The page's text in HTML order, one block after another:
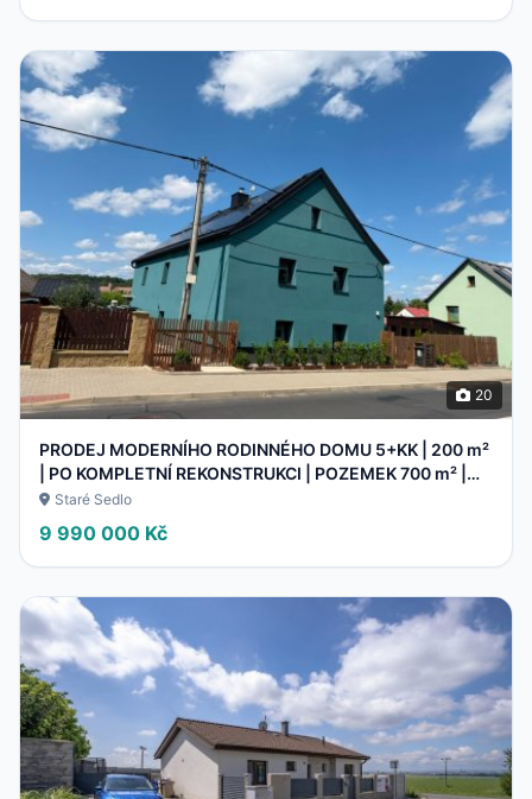
20
PRODEJ MODERNÍHO RODINNÉHO DOMU 5+KK | 200 m²
| PO KOMPLETNÍ REKONSTRUKCI | POZEMEK 700 m² |
STARÉ S
Staré Sedlo
9 990 000 Kč